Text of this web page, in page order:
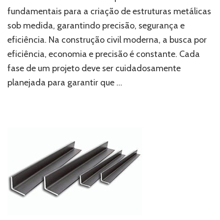
o
papel
dos
cortes
especiais
na
metálica
fundamentais para a criação de estruturas metálicas
sob medida, garantindo precisão, segurança e
eficiência. Na construção civil moderna, a busca por
eficiência, economia e precisão é constante. Cada
fase de um projeto deve ser cuidadosamente
planejada para garantir que …